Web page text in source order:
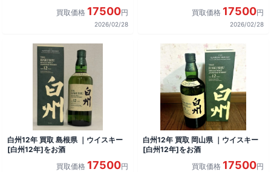
買取価格 17500円
2026/02/28
買取価格 17500円
2026/02/28
白州12年 買取 島根県 ｜ウイスキー
[白州12年]をお酒
買取価格 17500円
白州12年 買取 岡山県 ｜ウイスキー
[白州12年]をお酒
買取価格 17500円